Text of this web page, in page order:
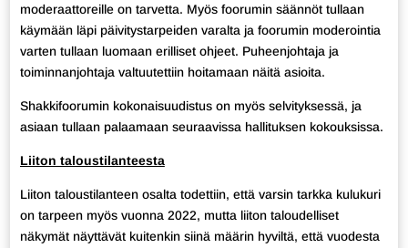
moderaattoreille on tarvetta. Myös foorumin säännöt tullaan
käymään läpi päivitystarpeiden varalta ja foorumin moderointia
varten tullaan luomaan erilliset ohjeet. Puheenjohtaja ja
toiminnanjohtaja valtuutettiin hoitamaan näitä asioita.
Shakkifoorumin kokonaisuudistus on myös selvityksessä, ja
asiaan tullaan palaamaan seuraavissa hallituksen kokouksissa.
Liiton taloustilanteesta
Liiton taloustilanteen osalta todettiin, että varsin tarkka kulukuri
on tarpeen myös vuonna 2022, mutta liiton taloudelliset
näkymät näyttävät kuitenkin siinä määrin hyviltä, että vuodesta